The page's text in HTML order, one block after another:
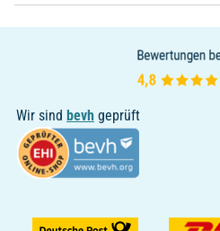
Wir sind bevh geprüft